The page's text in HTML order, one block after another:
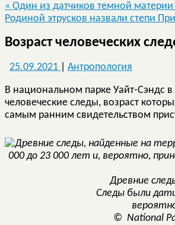
« Один из датчиков темной
Родиной этрусков назвали степи
Возраст человеческих
25.09.2021 Антропология
В национальном парке Уайт-Сэндс
человеческие следы, возраст
самым ранним свидетельством
Древние
Следы были
© National